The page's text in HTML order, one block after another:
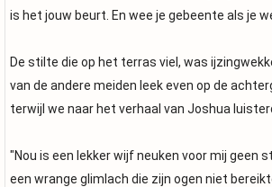
is het jouw beurt. En wee je gebeente als je
De stilte die op het terras viel, was
van de andere meiden leek even op de
terwijl we naar het verhaal van Joshua
"Nou is een lekker wijf neuken voor mij geen
een wrange glimlach die zijn ogen niet